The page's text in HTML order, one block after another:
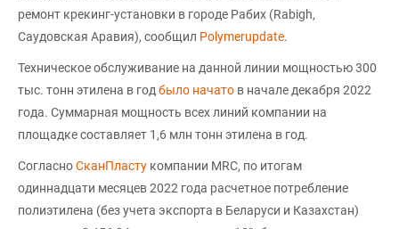
ремонт крекинг-установки в городе Рабих (Rabigh,
Саудовская Аравия), сообщил Polymerupdate.
Техническое обслуживание на данной линии мощностью 300
тыс. тонн этилена в год было начато в начале декабря 2022
года. Суммарная мощность всех линий компании на
площадке составляет 1,6 млн тонн этилена в год.
СогласноСканПласту компании MRC, по итогам
одиннадцати месяцев 2022 года расчетное потребление
полиэтилена (без учета экспорта в Беларуси и Казахстан)